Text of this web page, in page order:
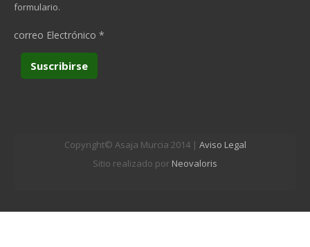
formulario.
correo Electrónico *
Copyright© Asaja Murcia 2014 | Aviso Legal
Sitio realizado por Neovaloris